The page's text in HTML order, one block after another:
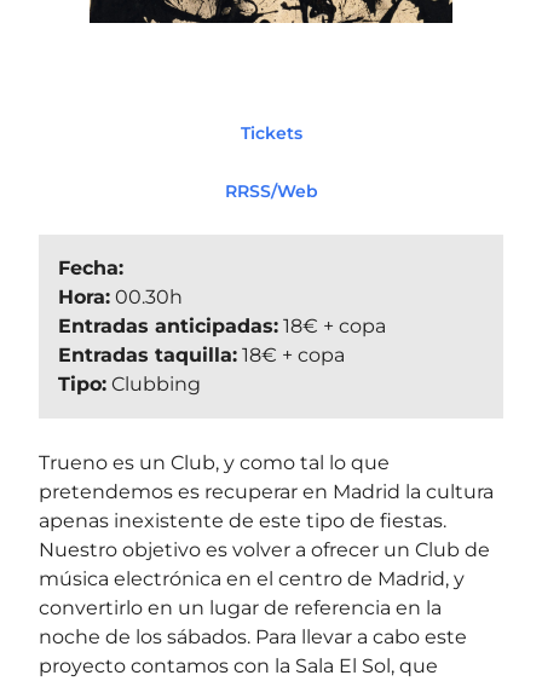
Tickets
RRSS/Web
Fecha:
Hora: 00.30h
Entradas anticipadas: 18€ + copa
Entradas taquilla: 18€ + copa
Tipo: Clubbing
Trueno es un Club, y como tal lo que
pretendemos es recuperar en Madrid la cultura
apenas inexistente de este tipo de fiestas.
Nuestro objetivo es volver a ofrecer un Club de
música electrónica en el centro de Madrid, y
convertirlo en un lugar de referencia en la
noche de los sábados. Para llevar a cabo este
proyecto contamos con la Sala El Sol, que